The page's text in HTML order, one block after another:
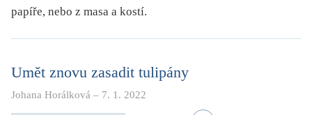
papíře, nebo z masa a kostí.
Umět znovu zasadit tulipány
Johana Horálková – 7. 1. 2022